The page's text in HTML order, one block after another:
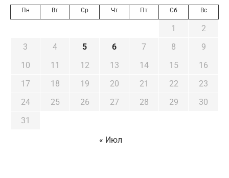
Пн Вт Ср Чт Пт Сб Вс
1
2
3
4 5 6 7 8
9
10
11 12 13 14 15
16
17
18 19 20 21 22
23
24
25 26 27 28 29
30
31
« Июл